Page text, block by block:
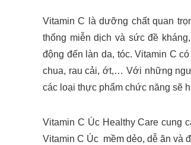
Vitamin C là dưỡng chất quan
thống miễn dịch và sức đề
động đến làn da, tóc. Vitamin C
chua, rau cải, ớt,… Với những
các loại thực phẩm chức năng sẽ
Vitamin C Úc Healthy Care cung
Vitamin C Úc mềm dẻo, dễ ăn và